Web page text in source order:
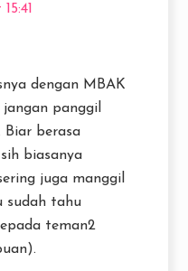
dengan MBAK
panggil
Biar berasa
biasanya
juga manggil
sudah tahu
teman2